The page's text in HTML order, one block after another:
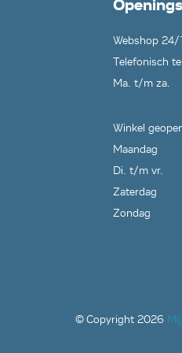
(921370386), RC10470
(921370817), RC10490
RC10490 (921370822), RC10490
RC10470 (921370820), RC10490
(991503255), RC10490
RC104M (921370849), RC104M
(921370847), RC10490
RC10490 (921370375), RC10470
Webshop
Telefonisch
Ma. t/m za.
Winkel
Maandag
Di. t/m vr.
Zaterdag
Zondag
© Copyright 2026